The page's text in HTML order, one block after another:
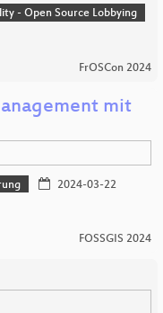
- Open Source Lobbying
FrOSCon 2024
mit
2024-03-22
FOSSGIS 2024